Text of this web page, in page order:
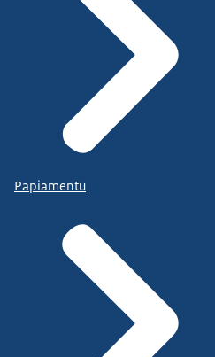
Papiamentu